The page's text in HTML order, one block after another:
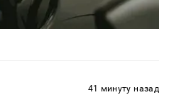
41 минуту назад